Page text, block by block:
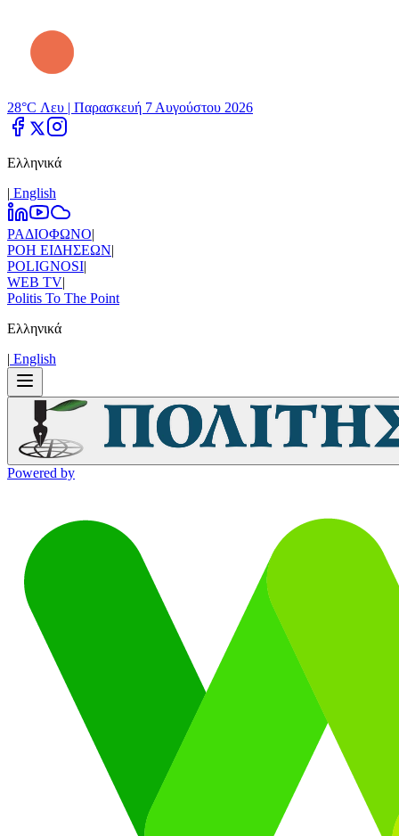
28°C Λευ | Παρασκευή 7 Αυγούστου 2026
Ελληνικά
| Εnglish
ΡΑΔΙΟΦΩΝΟ|
ΡΟΗ ΕΙΔΗΣΕΩΝ|
POLIGNOSI|
WEB TV|
Politis To The Point
Ελληνικά
| Εnglish
Powered by